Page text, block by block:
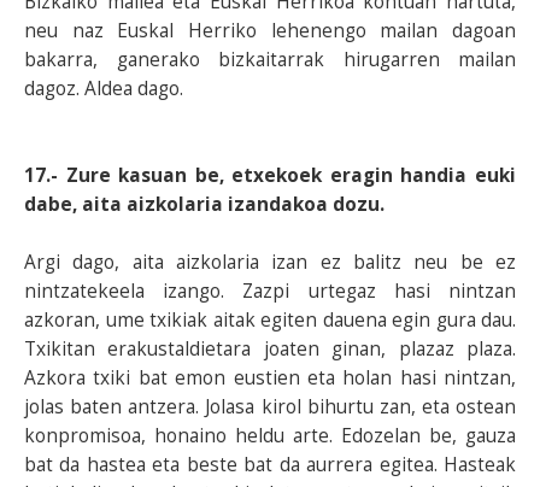
neu naz Euskal Herriko lehenengo mailan dagoan
bakarra, ganerako bizkaitarrak hirugarren mailan
dagoz. Aldea dago.
17.- Zure kasuan be, etxekoek eragin handia euki
dabe, aita aizkolaria izandakoa dozu.
Argi dago, aita aizkolaria izan ez balitz neu be ez
nintzatekeela izango. Zazpi urtegaz hasi nintzan
azkoran, ume txikiak aitak egiten dauena egin gura dau.
Txikitan erakustaldietara joaten ginan, plazaz plaza.
Azkora txiki bat emon eustien eta holan hasi nintzan,
jolas baten antzera. Jolasa kirol bihurtu zan, eta ostean
konpromisoa, honaino heldu arte. Edozelan be, gauza
bat da hastea eta beste bat da aurrera egitea. Hasteak